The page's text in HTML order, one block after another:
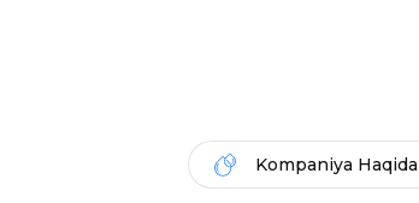
Kompaniya Haqida